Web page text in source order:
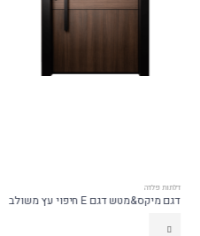
דלתות פלדה
דגם מיקס&מטש דגם E חיפוי עץ משולב